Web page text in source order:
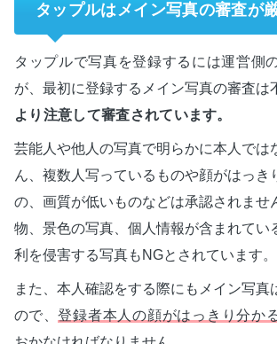
タップルはメイン写真の審査が
タップルで写真を登録するには運営側
が、最初に登録するメイン写真の審査は
より注意して審査されています。
芸能人や他人の写真で明らかに本人では
ん、複数人写っているものや顔がはっき
の、画質が低いものなどは承認されませ
物、景色の写真、個人情報が含まれてい
利を侵害する写真もNGとされています。
また、本人確認をする際にもメイン写真
ので、登録者本人の顔がはっきり分か